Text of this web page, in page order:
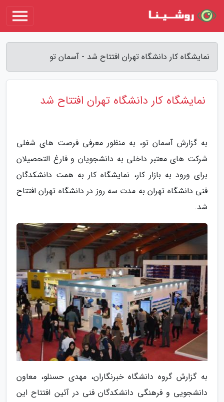
نمایشگاه کار دانشگاه تهران افتتاح شد - آسمان تو
نمایشگاه کار دانشگاه تهران افتتاح شد
به گزارش آسمان تو، به منظور معرفی فرصت های شغلی
شرکت های معتبر داخلی به دانشجویان و فارغ التحصیلان
برای ورود به بازار کار، نمایشگاه کار به همت دانشکدگان
فنی دانشگاه تهران به مدت سه روز در دانشگاه تهران افتتاح
شد.
به گزارش گروه دانشگاه خبرنگاران، مهدی حسنلو، معاون
دانشجویی و فرهنگی دانشکدگان فنی در آئین افتتاح این